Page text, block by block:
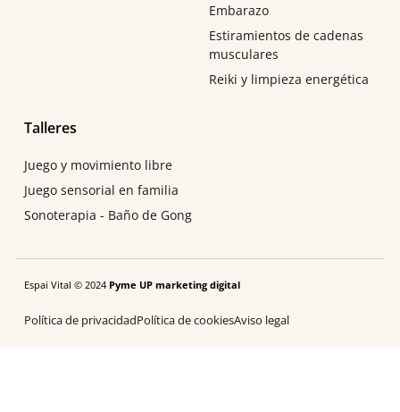
Embarazo
Estiramientos de cadenas
musculares
Reiki y limpieza energética
Talleres
Juego y movimiento libre
Juego sensorial en familia
Sonoterapia - Baño de Gong
Espai Vital © 2024 Pyme UP marketing digital
Política de privacidadPolítica de cookiesAviso legal